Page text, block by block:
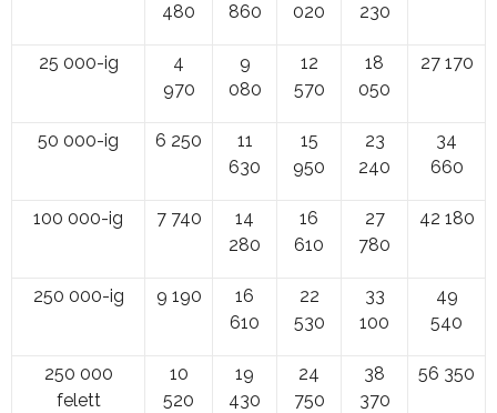
480
860
020
230
25 000-ig
4
970
9
080
12
570
18
050
27 170
50 000-ig 6 250
11
630
15
950
23
240
34
660
100 000-ig 7 740
14
280
16
610
27
780
42 180
250 000-ig 9 190
16
610
22
530
33
100
49
540
250 000
felett
10
520
19
430
24
750
38
370
56 350